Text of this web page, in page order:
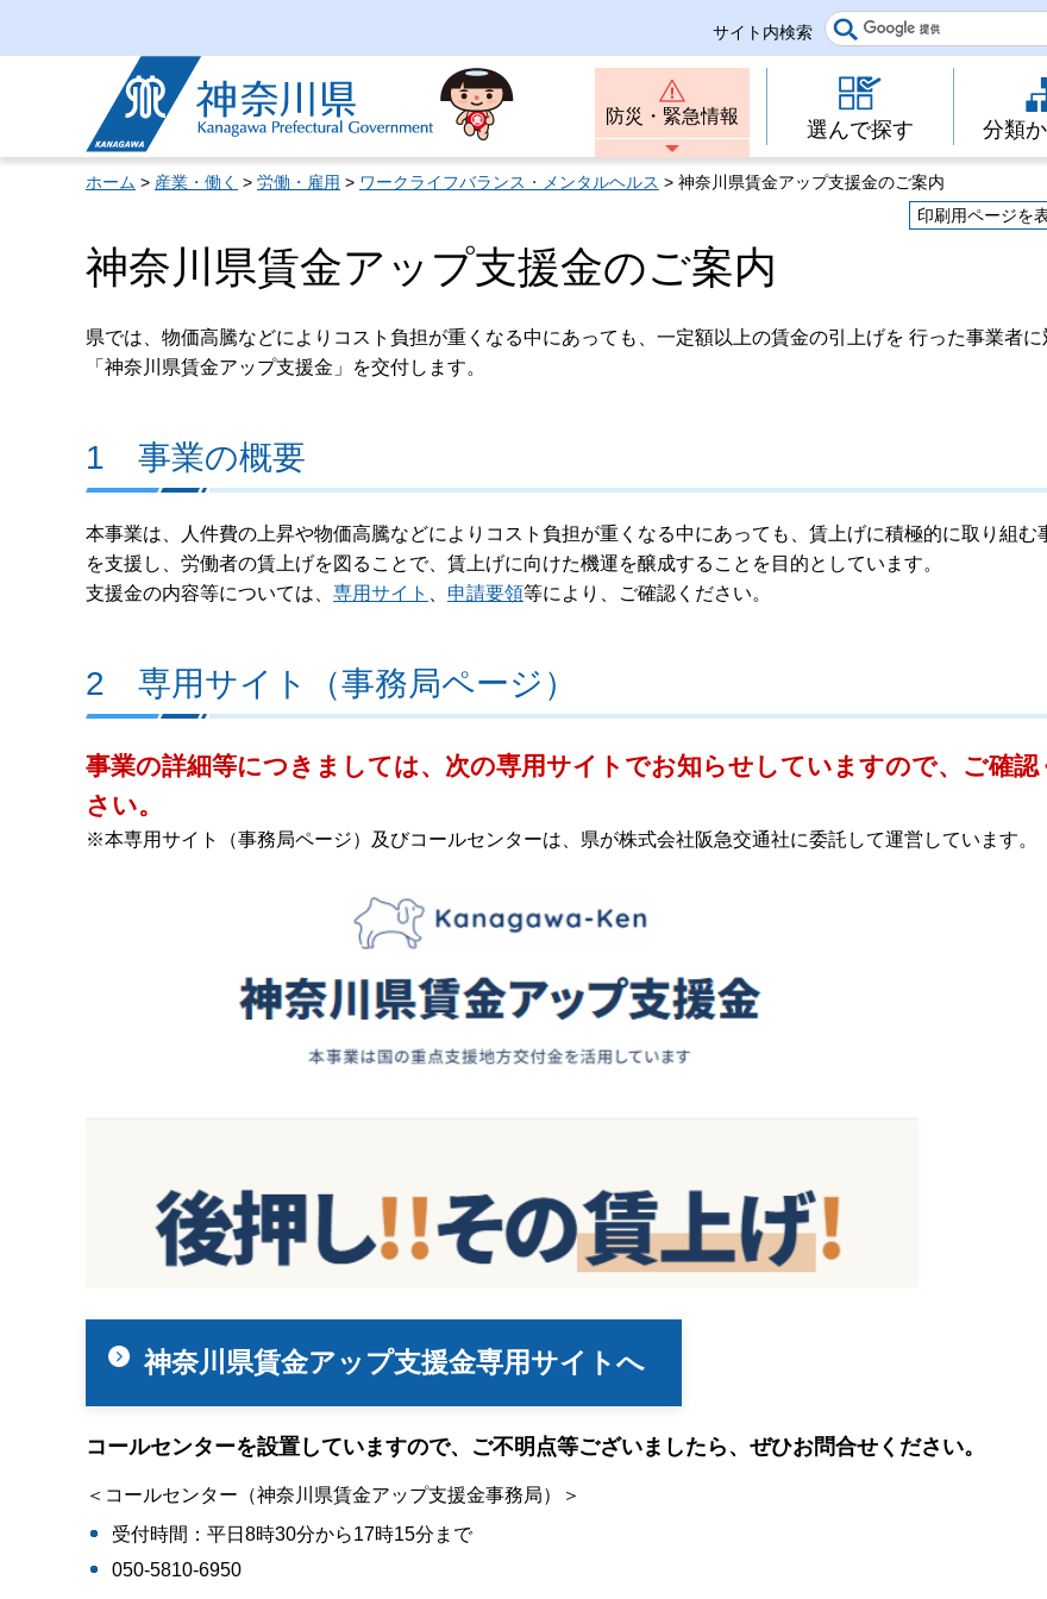
サイト内検索
神奈川県
防災・緊急情報
選んで探す 分類
ホーム > 産業・働く > 労働・雇用 > ワークライフバランス・メンタルヘルス > 神奈川県賃金アップ支援金のご案内
印刷用ページを
神奈川県賃金アップ支援金のご案内
県では、物価高騰などによりコスト負担が重くなる中にあっても、一定額以上の賃金の引上げを 行った事業者に
「神奈川県賃金アップ支援金」を交付します。
1 事業の概要
本事業は、人件費の上昇や物価高騰などによりコスト負担が重くなる中にあっても、賃上げに積極的に取り組む
を支援し、労働者の賃上げを図ることで、賃上げに向けた機運を醸成することを目的としています。
支援金の内容等については、 専用サイト 申請要領等により、ご確認ください。
2 専用サイト（事務局ページ）
事業の詳細等につきましては、次の専用サイトでお知らせしていますので、ご確認
さい。
※本専用サイト（事務局ページ）及びコールセンターは、県が株式会社阪急交通社に委託して運営しています。
神奈川県賃金アップ支援金専用サイトへ
コールセンターを設置していますので、ご不明点等ございましたら、ぜひお問合せください。
＜コールセンター（神奈川県賃金アップ支援金事務局）＞
受付時間：平日8時30分から17時15分まで
050-5810-6950